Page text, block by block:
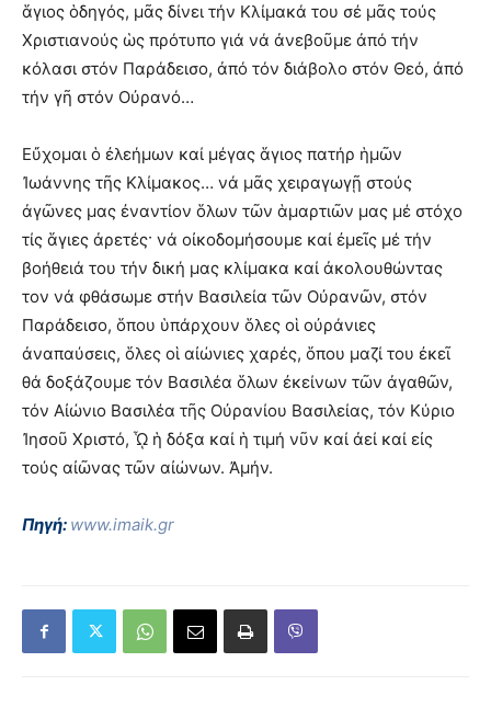
ἅγιος ὁδηγός, μᾶς δίνει τήν Κλίμακά του σέ μᾶς τούς
Χριστιανούς ὡς πρότυπο γιά νά ἀνεβοῦμε ἀπό τήν
κόλασι στόν Παράδεισο, ἀπό τόν διάβολο στόν Θεό, ἀπό
τήν γῆ στόν Οὐρανό…
Εὔχομαι ὁ ἐλεήμων καί μέγας ἅγιος πατήρ ἡμῶν
Ἰωάννης τῆς Κλίμακος… νά μᾶς χειραγωγῇ στούς
ἀγῶνες μας ἐναντίον ὅλων τῶν ἁμαρτιῶν μας μέ στόχο
τίς ἅγιες ἀρετές· νά οἰκοδομήσουμε καί ἐμεῖς μέ τήν
βοήθειά του τήν δική μας κλίμακα καί ἀκολουθώντας
τον νά φθάσωμε στήν Βασιλεία τῶν Οὐρανῶν, στόν
Παράδεισο, ὅπου ὑπάρχουν ὅλες οἱ οὐράνιες
ἀναπαύσεις, ὅλες οἱ αἰώνιες χαρές, ὅπου μαζί του ἐκεῖ
θά δοξάζουμε τόν Βασιλέα ὅλων ἐκείνων τῶν ἀγαθῶν,
τόν Αἰώνιο Βασιλέα τῆς Οὐρανίου Βασιλείας, τόν Κύριο
Ἰησοῦ Χριστό, ᾯ ἡ δόξα καί ἡ τιμή νῦν καί ἀεί καί εἰς
τούς αἰῶνας τῶν αἰώνων. Ἀμήν.
Πηγή: www.imaik.gr